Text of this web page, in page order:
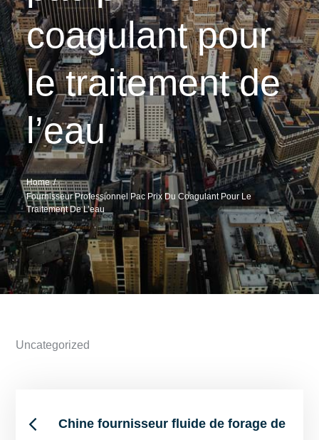
coagulant pour
le traitement de
l’eau
Home
Fournisseur Professionnel Pac Prix Du Coagulant Pour Le
Traitement De L’eau
Uncategorized
PostChine fournisseur fluide de forage de